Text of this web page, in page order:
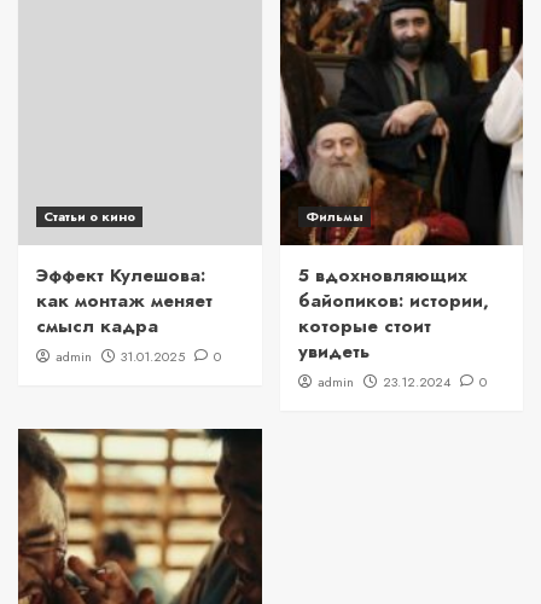
Статьи о кино
Эффект Кулешова:
как монтаж меняет
смысл кадра
admin 31.01.2025 0
Фильмы
5 вдохновляющих
байопиков: истории,
которые стоит
увидеть
admin 23.12.2024 0